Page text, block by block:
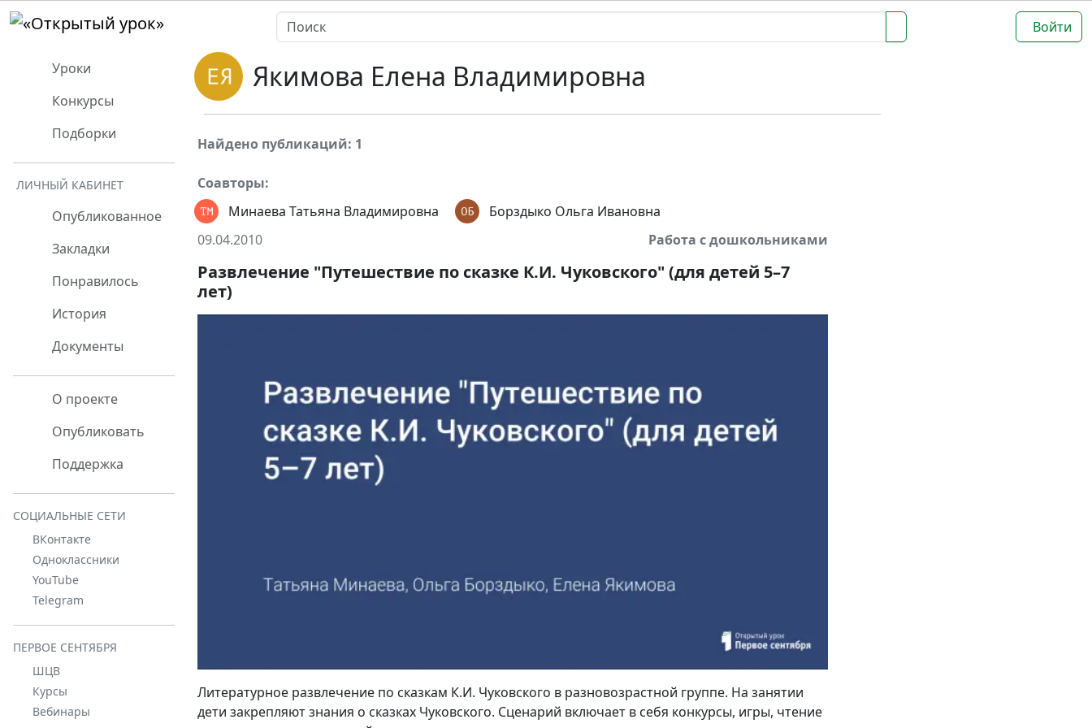
Войти
Уроки
Конкурсы
Подборки
ЛИЧНЫЙ КАБИНЕТ
Опубликованное
Закладки
Понравилось
История
Документы
О проекте
Опубликовать
Поддержка
СОЦИАЛЬНЫЕ СЕТИ
ВКонтакте
Одноклассники
YouTube
Telegram
ПЕРВОЕ СЕНТЯБРЯ
ШЦВ
Курсы
Вебинары
Якимова Елена Владимировна
Найдено публикаций: 1
Соавторы:
Минаева Татьяна Владимировна
Борздыко Ольга Ивановна
09.04.2010
Работа с дошкольниками
Развлечение "Путешествие по сказке К.И. Чуковского" (для детей 5–7
лет)
Литературное развлечение по сказкам К.И. Чуковского в разновозрастной группе. На занятии
дети закрепляют знания о сказках Чуковского. Сценарий включает в себя конкурсы, игры, чтение